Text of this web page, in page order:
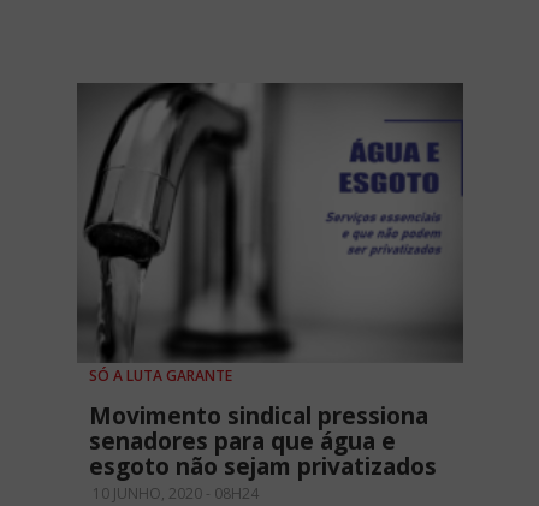
SÓ A LUTA GARANTE
Movimento sindical pressiona
senadores para que água e
esgoto não sejam privatizados
10 JUNHO, 2020 - 08H24